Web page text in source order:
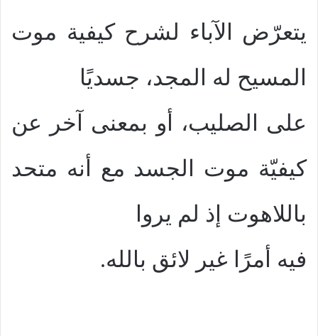
يتعرّض الآباء لشرح كيفية موت
المسيح له المجد، جسديًا
على الصليب، أو بمعنى آخر عن
كيفيّة موت الجسد مع أنه متحد
باللاهوت إذ لم يروا
فيه أمرًا غير لائق بالله.